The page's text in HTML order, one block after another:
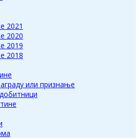
2021
2020
2019
2018
или признање